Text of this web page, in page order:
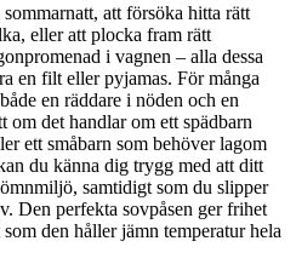
att försöka hitta rätt
eller att plocka fram rätt
i vagnen – alla dessa
en filt eller pyjamas. För många
en räddare i nöden och en
om det handlar om ett spädbarn
ett småbarn som behöver lagom
du känna dig trygg med att ditt
samtidigt som du slipper
Den perfekta sovpåsen ger frihet
den håller jämn temperatur hela